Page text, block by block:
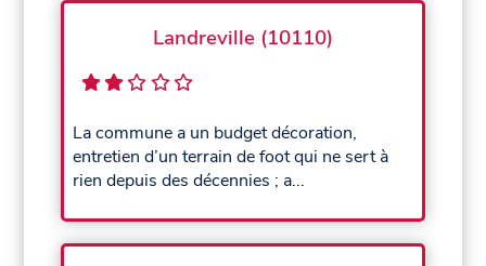
Landreville (10110)
La commune a un budget décoration,
entretien d’un terrain de foot qui ne sert à
rien depuis des décennies ; a...